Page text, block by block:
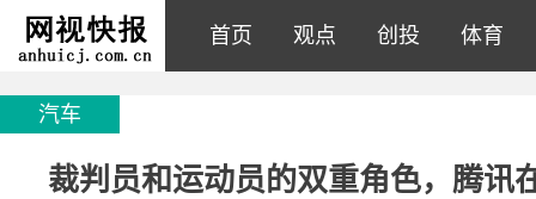
首页 观点 创投 体育
汽车
裁判员和运动员的双重角色，腾讯